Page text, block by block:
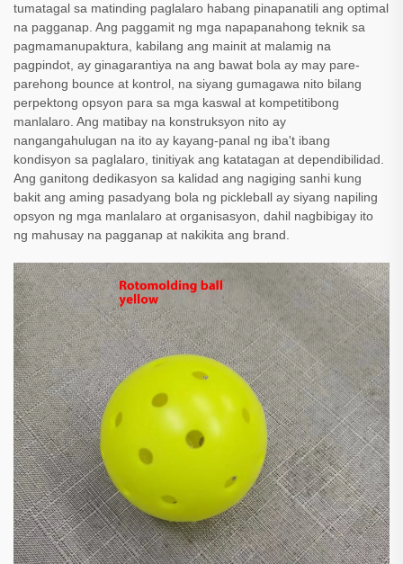
tumatagal sa matinding paglalaro habang pinapanatili ang optimal
na pagganap. Ang paggamit ng mga napapanahong teknik sa
pagmamanupaktura, kabilang ang mainit at malamig na
pagpindot, ay ginagarantiya na ang bawat bola ay may pare-
parehong bounce at kontrol, na siyang gumagawa nito bilang
perpektong opsyon para sa mga kaswal at kompetitibong
manlalaro. Ang matibay na konstruksyon nito ay
nangangahulugan na ito ay kayang-panal ng iba't ibang
kondisyon sa paglalaro, tinitiyak ang katatagan at dependibilidad.
Ang ganitong dedikasyon sa kalidad ang nagiging sanhi kung
bakit ang aming pasadyang bola ng pickleball ay siyang napiling
opsyon ng mga manlalaro at organisasyon, dahil nagbibigay ito
ng mahusay na pagganap at nakikita ang brand.